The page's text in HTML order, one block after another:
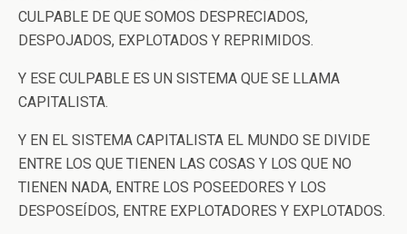
CULPABLE DE QUE SOMOS DESPRECIADOS,
DESPOJADOS, EXPLOTADOS Y REPRIMIDOS.
Y ESE CULPABLE ES UN SISTEMA QUE SE LLAMA
CAPITALISTA.
Y EN EL SISTEMA CAPITALISTA EL MUNDO SE DIVIDE
ENTRE LOS QUE TIENEN LAS COSAS Y LOS QUE NO
TIENEN NADA, ENTRE LOS POSEEDORES Y LOS
DESPOSEÍDOS, ENTRE EXPLOTADORES Y EXPLOTADOS.